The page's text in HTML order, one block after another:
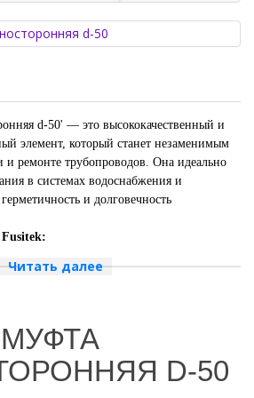
d-50' — это высококачественный и
элемент, который станет незаменимым
ремонте трубопроводов. Она идеально
в системах водоснабжения и
и долговечность
Муфта изготовлена из
материалов, которые обеспечивают её
и механическим повреждениям. Это
Благодаря продуманной конструкции,
и демонтируется, что
Читать далее
МУФТА
D-50